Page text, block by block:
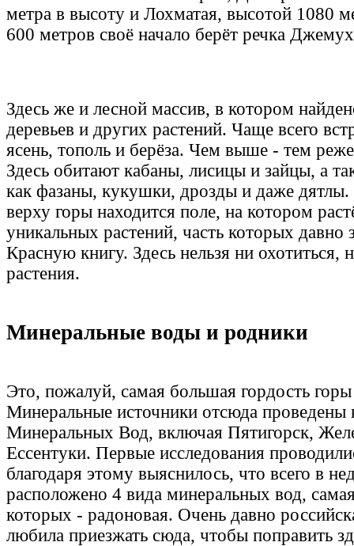
метра в высоту и Лохматая, высотой 1080
600 метров своё начало берёт речка
Здесь же и лесной массив, в котором
деревьев и других растений. Чаще всего
ясень, тополь и берёза. Чем выше - тем
Здесь обитают кабаны, лисицы и зайцы, а
как фазаны, кукушки, дрозды и даже
верху горы находится поле, на котором
уникальных растений, часть которых давно
Красную книгу. Здесь нельзя ни охотиться,
растения.
Минеральные воды и родники
Это, пожалуй, самая большая гордость
Минеральные источники отсюда проведены
Минеральных Вод, включая Пятигорск,
Ессентуки. Первые исследования
благодаря этому выяснилось, что всего в
расположено 4 вида минеральных вод,
которых - радоновая. Очень давно
любила приезжать сюда, чтобы поправить